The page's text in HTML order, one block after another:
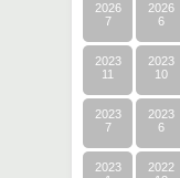
2026
7
2026
6
2023
11
2023
10
2023
7
2023
6
2023
2022